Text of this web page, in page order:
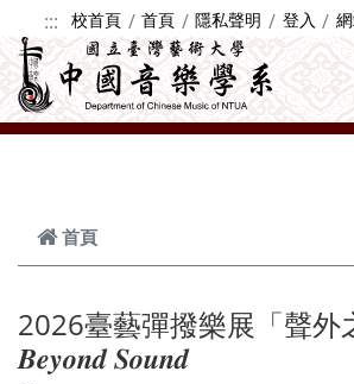
跳到主要內容
::: 校首頁 首頁 隱私聲明 登入
首頁
2026臺藝彈撥樂展「聲
𝑩𝒆𝒚𝒐𝒏𝒅 𝑺𝒐𝒖𝒏𝒅